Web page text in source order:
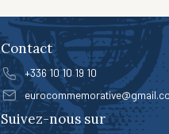
Contact
+336 10 10 19 10
Suivez-nous sur